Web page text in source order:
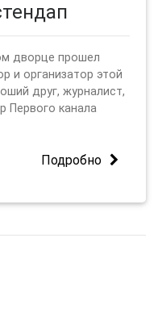
дворце прошел
и организатор этой
друг, журналист,
Первого канала
Подробно